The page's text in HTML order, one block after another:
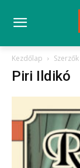
Kezdőlap Szerzők
Piri Ildikó